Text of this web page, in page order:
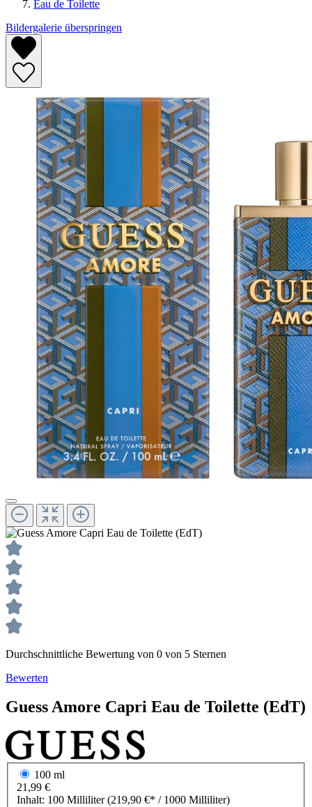
Eau de Toilette
Bildergalerie überspringen
Durchschnittliche Bewertung von 0 von 5 Sternen
Bewerten
GuessAmore Capri Eau de Toilette (EdT)
100 ml
21,99 €
Inhalt: 100 Milliliter(219,90 €* / 1000 Milliliter)